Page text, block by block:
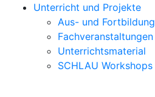
Unterricht und Projekte
Aus- und Fortbildung
Fachveranstaltungen
Unterrichtsmaterial
SCHLAU Workshops